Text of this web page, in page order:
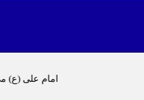
امام علی (ع) می فرماید : هر کس از خود بدگویی و انتقاد